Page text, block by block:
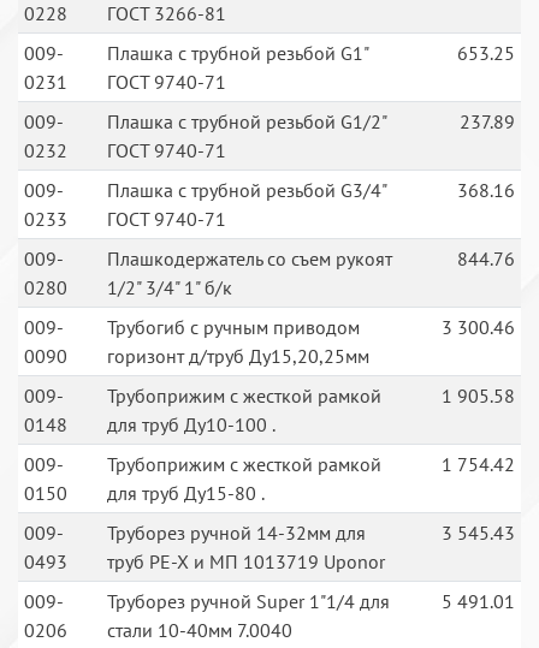
0228
ГОСТ 3266-81
009-
0231
Плашка с трубной резьбой G1"
ГОСТ 9740-71
653.25
009-
0232
Плашка с трубной резьбой G1/2"
ГОСТ 9740-71
237.89
009-
0233
Плашка с трубной резьбой G3/4"
ГОСТ 9740-71
368.16
009-
0280
Плашкодержатель со съем рукоят
1/2" 3/4" 1" б/к
844.76
009-
0090
Трубогиб с ручным приводом
горизонт д/труб Ду15,20,25мм
3 300.46
009-
0148
Трубоприжим с жесткой рамкой
для труб Ду10-100 .
1 905.58
009-
0150
Трубоприжим с жесткой рамкой
для труб Ду15-80 .
1 754.42
009-
0493
Труборез ручной 14-32мм для
труб PE-X и МП 1013719 Uponor
3 545.43
009-
0206
Труборез ручной Super 1"1/4 для
стали 10-40мм 7.0040
5 491.01